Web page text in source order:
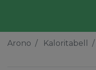
Arono Kaloritabell